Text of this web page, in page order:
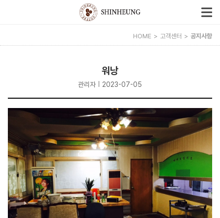
HOME 고객센터 공지사항
워낭
관리자 2023-07-05